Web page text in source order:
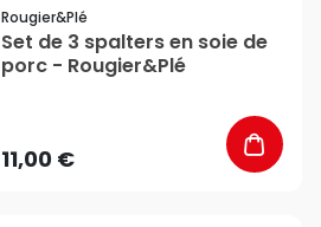
Rougier&plé
Set de 3 spalters en soie de
porc - Rougier&Plé
11,00 €